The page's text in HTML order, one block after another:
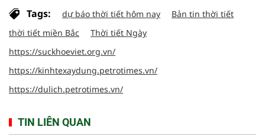
Tags: dự báo thời tiết hôm nay
Bản tin thời tiết
thời tiết miền Bắc
Thời tiết Ngày
https://suckhoeviet.org.vn/
https://kinhtexaydung.petrotimes.vn/
https://dulich.petrotimes.vn/
TIN LIÊN QUAN